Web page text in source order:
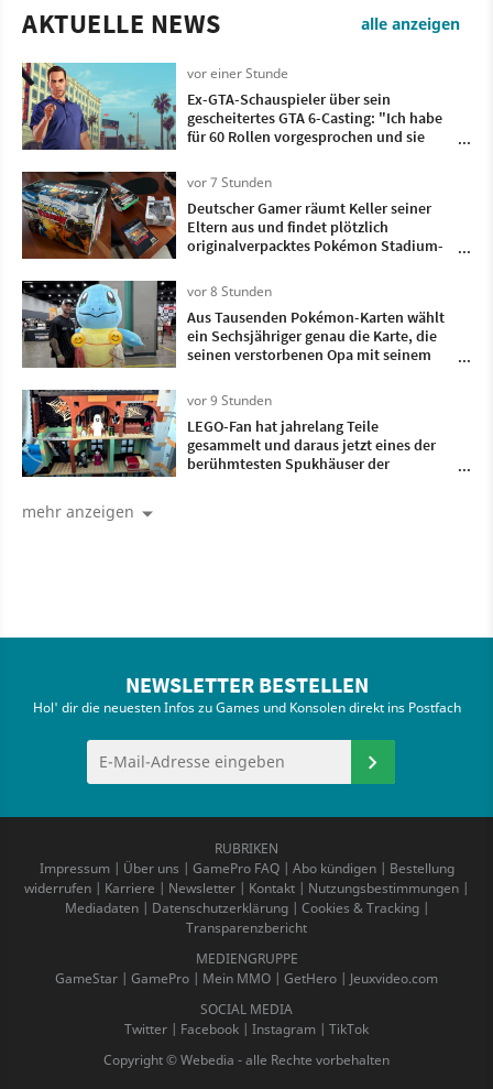
AKTUELLE NEWS alle anzeigen
vor einer Stunde
Ex-GTA-Schauspieler über sein
gescheitertes GTA 6-Casting: "Ich habe
für 60 Rollen vorgesprochen und sie
vor 7 Stunden
Deutscher Gamer räumt Keller seiner
Eltern aus und findet plötzlich
originalverpacktes Pokémon Stadium-
vor 8 Stunden
Aus Tausenden Pokémon-Karten wählt
ein Sechsjähriger genau die Karte, die
seinen verstorbenen Opa mit seinem
vor 9 Stunden
LEGO-Fan hat jahrelang Teile
gesammelt und daraus jetzt eines der
berühmtesten Spukhäuser der
mehr anzeigen
NEWSLETTER BESTELLEN
Hol' dir die neuesten Infos zu Games und Konsolen direkt ins Postfach
RUBRIKEN
Impressum| Über uns | GamePro FAQ| Abo kündigen| Bestellung
widerrufen | Karriere | Newsletter | Kontakt | Nutzungsbestimmungen |
Mediadaten| Datenschutzerklärung| Cookies & Tracking|
Transparenzbericht
MEDIENGRUPPE
GameStar | GamePro | Mein MMO | GetHero | Jeuxvideo.com
SOCIAL MEDIA
Twitter | Facebook | Instagram | TikTok
Copyright © Webedia - alle Rechte vorbehalten